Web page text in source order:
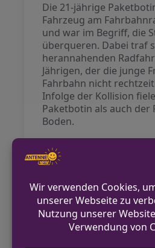
Die 21-jährige
Fahrzeug am
und war im Begriff, die
überqueren. Dabei traf
herannahenden
Jährigen, der die junge
Fahrbahn nicht
Infolge der Kollision
Paketbotin als auch der
Boden.
Versorgung vor Ort
Unfallbeteiligten
Sachschaden an dem
Radfahrers war gering.